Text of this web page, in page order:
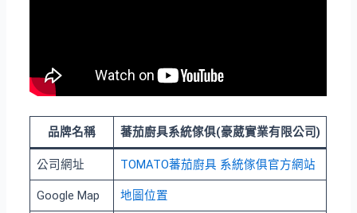
品牌名稱 蕃茄廚具系統傢俱(豪葳實業有限公司)
公司網址 TOMATO蕃茄廚具 系統傢俱官方網站
Google Map 地圖位置